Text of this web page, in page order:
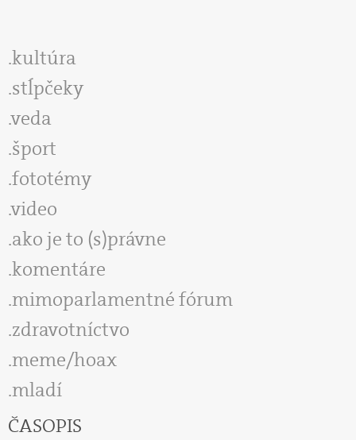
kultúra
stĺpčeky
veda
šport
fototémy
video
ako je to (s)právne
komentáre
mimoparlamentné fórum
zdravotníctvo
meme/hoax
mladí
ČASOPIS